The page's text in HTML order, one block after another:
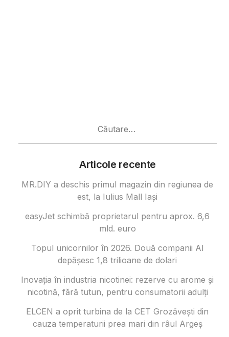
Articole recente
MR.DIY a deschis primul magazin din regiunea de
est, la Iulius Mall Iași
easyJet schimbă proprietarul pentru aprox. 6,6
mld. euro
Topul unicornilor în 2026. Două companii AI
depășesc 1,8 trilioane de dolari
Inovația în industria nicotinei: rezerve cu arome și
nicotină, fără tutun, pentru consumatorii adulți
ELCEN a oprit turbina de la CET Grozăvești din
cauza temperaturii prea mari din râul Argeș